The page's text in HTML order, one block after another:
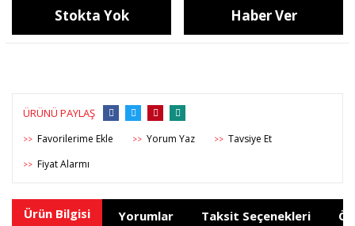
Stokta Yok Haber Ver
ÜRÜNÜ PAYLAŞ
>> >> Yorum Yaz >> Tavsiye Et
>> Fiyat Alarmı
Ürün Bilgisi Yorumlar Taksit Seçenekleri